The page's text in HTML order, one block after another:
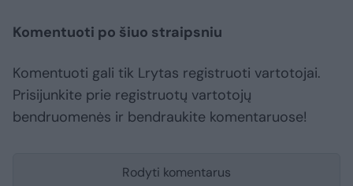
Komentuoti po šiuo straipsniu
Komentuoti gali tik Lrytas registruoti vartotojai.
Prisijunkite prie registruotų vartotojų
bendruomenės ir bendraukite komentaruose!
Rodyti komentarus